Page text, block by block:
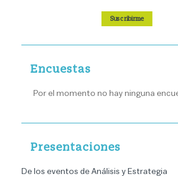
Suscribirme
Encuestas
Por el momento no hay ninguna
Presentaciones
De los eventos de Análisis y Estrategia